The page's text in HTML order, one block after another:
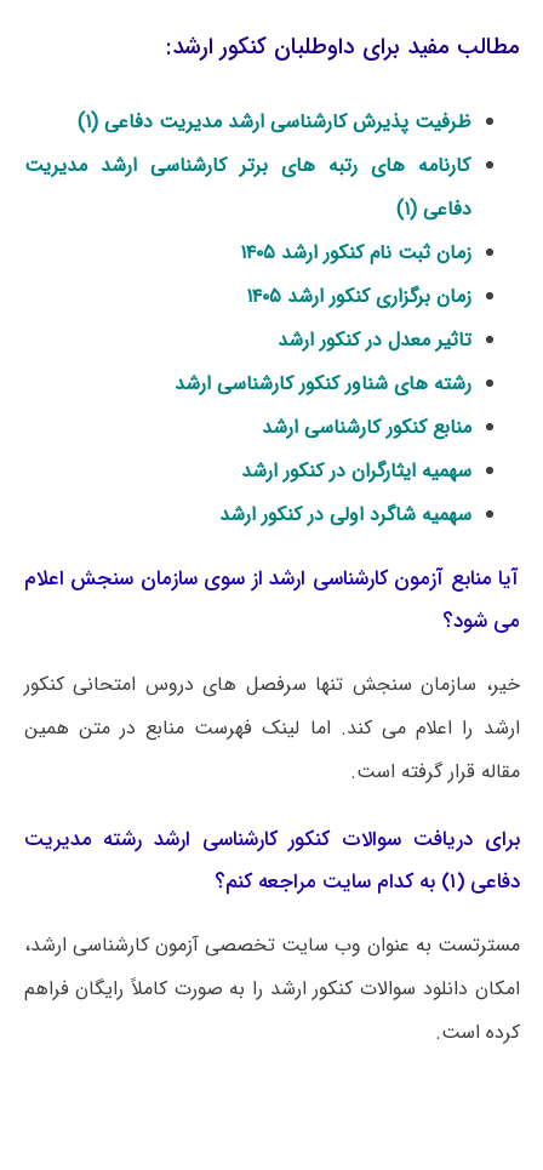
مطالب مفید برای داوطلبان کنکور ارشد:
ظرفیت پذیرش کارشناسی ارشد مدیریت دفاعی (۱)
کارنامه های رتبه های برتر کارشناسی ارشد مدیریت
دفاعی (۱)
زمان ثبت نام کنکور ارشد ۱۴۰۵
زمان برگزاری کنکور ارشد ۱۴۰۵
تاثیر معدل در کنکور ارشد
رشته های شناور کنکور کارشناسی ارشد
منابع کنکور کارشناسی ارشد
سهمیه ایثارگران در کنکور ارشد
سهمیه شاگرد اولی در کنکور ارشد
آیا منابع آزمون کارشناسی ارشد از سوی سازمان سنجش اعلام
می شود؟
خیر، سازمان سنجش تنها سرفصل های دروس امتحانی کنکور
ارشد را اعلام می کند. اما لینک فهرست منابع در متن همین
مقاله قرار گرفته است.
برای دریافت سوالات کنکور کارشناسی ارشد رشته مدیریت
دفاعی (۱) به کدام سایت مراجعه کنم؟
مسترتست به عنوان وب سایت تخصصی آزمون کارشناسی ارشد،
امکان دانلود سوالات کنکور ارشد را به صورت کاملاً رایگان فراهم
کرده است.